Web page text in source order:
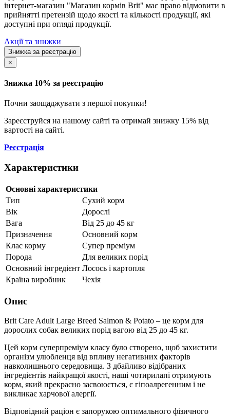
інтернет-магазин "Магазин кормів Brit" має право відмовити в
прийнятті претензій щодо якості та кількості продукції, які
доступні при огляді продукції.
Акції та знижки
Знижка за реєстрацію
×
Знижка 10% за реєстрацію
Почни заощаджувати з першої покупки!
Зареєструйся на нашому сайті та отримай знижку 15% від
вартості на сайті.
Реєстрація
Характеристики
Основні характеристики
Тип
Сухий корм
Вік
Дорослі
Вага
Від 25 до 45 кг
Призначення
Основний корм
Клас корму
Супер преміум
Порода
Для великих порід
Основний інгредієнт Лосось і картопля
Країна виробник
Чехія
Опис
Brit Care Adult Large Breed Salmon & Potato – це корм для
дорослих собак великих порід вагою від 25 до 45 кг.
Цей корм суперпреміум класу було створено, щоб захистити
організм улюбленця від впливу негативних факторів
навколишнього середовища. З дбайливо відібраних
інгредієнтів найкращої якості, наші чотирилапі отримують
корм, який прекрасно засвоюється, є гіпоалрегенним і не
викликає харчової алергії.
Відповідний раціон є запорукою оптимального фізичного